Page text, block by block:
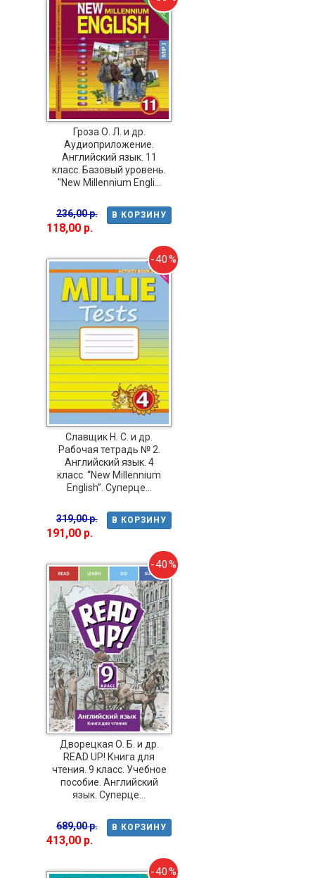
Гроза О. Л. и др.
Аудиоприложение.
Английский язык. 11
класс. Базовый уровень.
"New Millennium Engli...
В КОРЗИНУ
236,00 р.
118,00 р.
-40%
Славщик Н. С. и др.
Рабочая тетрадь № 2.
Английский язык. 4
класс. “New Millennium
English”. Суперце...
В КОРЗИНУ
319,00 р.
191,00 р.
-40%
Дворецкая О. Б. и др.
READ UP! Книга для
чтения. 9 класс. Учебное
пособие. Английский
язык. Суперце...
В КОРЗИНУ
689,00 р.
413,00 р.
-40%